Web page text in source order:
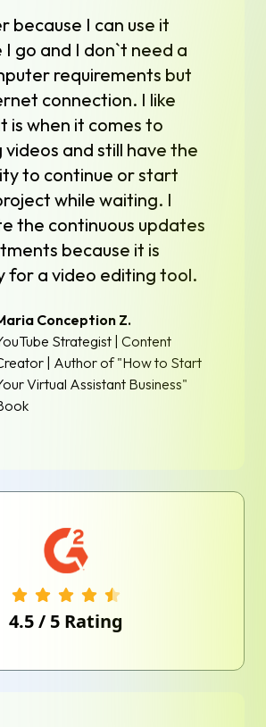
because I can use it
I go and I don`t need a
requirements but
connection. I like
is when it comes to
and still have the
to continue or start
while waiting. I
the continuous updates
because it is
for a video editing tool.
Conception Z.
Strategist | Content
| Author of "How to Start
Virtual Assistant Business"
4.5/ 5 Rating